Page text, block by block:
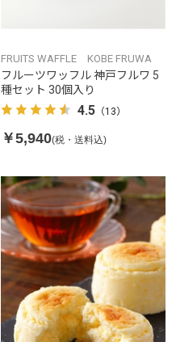
FRUITS WAFFLE KOBE FRUWA
フルーツワッフル 神戸フルワ 5
種セット 30個入り
4.5（13）
￥5,940(税・送料込)